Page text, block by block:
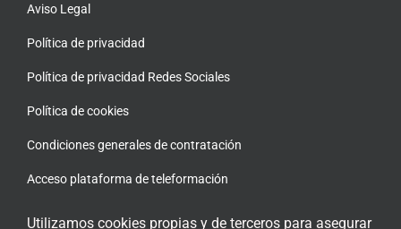
Aviso Legal
Política de privacidad
Política de privacidad Redes Sociales
Política de cookies
Condiciones generales de contratación
Acceso plataforma de teleformación
Utilizamos cookies propias y de terceros para asegurar